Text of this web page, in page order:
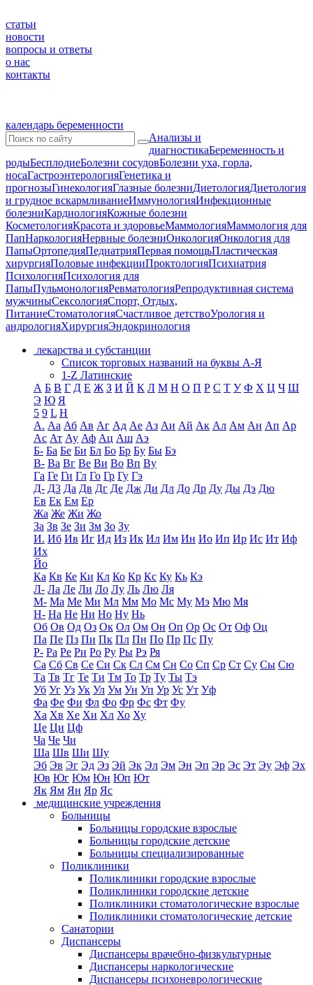
статьи
новости
вопросы и ответы
о нас
контакты
календарь беременности
Анализы и
диагностикаБеременность и
родыБесплодиеБолезни сосудовБолезни уха, горла,
носаГастроэнтерологияГенетика и
прогнозыГинекологияГлазные болезниДиетологияДиетология
и грудное вскармливаниеИммунологияИнфекционные
болезниКардиологияКожные болезни
КосметологияКрасота и здоровьеМаммологияМаммология для
ПапНаркологияНервные болезниОнкологияОнкология для
ПапыОртопедияПедиатрияПервая помощьПластическая
хирургияПоловые инфекцииПроктологияПсихиатрия
ПсихологияПсихология для
ПапыПульмонологияРевматологияРепродуктивная система
мужчиныСексологияСпорт, Отдых,
ПитаниеСтоматологияСчастливое детствоУрология и
андрологияХирургияЭндокринология
лекарства и субстанции
Список торговых названий на буквы А-Я
1-Z Латинские
А Б В Г Д Е Ж З И Й К Л М Н О П Р С Т У Ф Х Ц Ч Ш
Э Ю Я
5 9 L H
А. Аа Аб Ав Аг Ад Ае Аз Аи Ай Ак Ал Ам Ан Ап Ар
Ас Ат Ау Аф Ац Аш Аэ
Б- Ба Бе Би Бл Бо Бр Бу Бы Бэ
В- Ва Вг Ве Ви Во Вп Ву
Га Ге Ги Гл Го Гр Гу Гэ
Д- Д3 Да Дв Дг Де Дж Ди Дл До Др Ду Ды Дэ Дю
Ев Ек Ем Ер
Жа Же Жи Жо
За Зв Зе Зи Зм Зо Зу
И. Иб Ив Иг Ид Из Ик Ил Им Ин Ио Ип Ир Ис Ит Иф
Их
Йо
Ка Кв Ке Ки Кл Ко Кр Кс Ку Кь Кэ
Л- Ла Ле Ли Ло Лу Ль Лю Ля
М- Ма Ме Ми Мл Мм Мо Мс Му Мэ Мю Мя
Н- На Не Ни Но Ну Нь
Об Ов Од Оз Ок Ол Ом Он Оп Ор Ос От Оф Оц
Па Пе Пз Пи Пк Пл Пн По Пр Пс Пу
Р- Ра Ре Ри Ро Ру Ры Рэ Ря
Са Сб Св Се Си Ск Сл См Сн Со Сп Ср Ст Су Сы Сю
Та Тв Тг Те Ти Тм То Тр Ту Ты Тэ
Уб Уг Уз Ук Ул Ум Ун Уп Ур Ус Ут Уф
Фа Фе Фи Фл Фо Фр Фс Фт Фу
Ха Хв Хе Хи Хл Хо Ху
Це Ци Цф
Ча Че Чи
Ша Шв Ши Шу
Эб Эв Эг Эд Эз Эй Эк Эл Эм Эн Эп Эр Эс Эт Эу Эф Эх
Юв Юг Юм Юн Юп Ют
Як Ям Ян Яр Яс
медицинские учреждения
Больницы
Больницы городские взрослые
Больницы городские детские
Больницы специализированные
Поликлиники
Поликлиники городские взрослые
Поликлиники городские детские
Поликлиники стоматологические взрослые
Поликлиники стоматологические детские
Санатории
Диспансеры
Диспансеры врачебно-физкультурные
Диспансеры наркологические
Диспансеры психоневрологические